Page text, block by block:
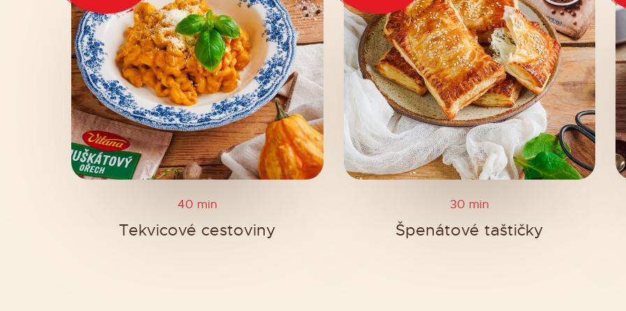
40 min
Tekvicové cestoviny
30 min
Špenátové taštičky